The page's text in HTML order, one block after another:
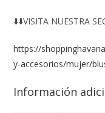
⬇️⬇️VISITA NUESTRA
https://
y-accesorios/mujer/
Información